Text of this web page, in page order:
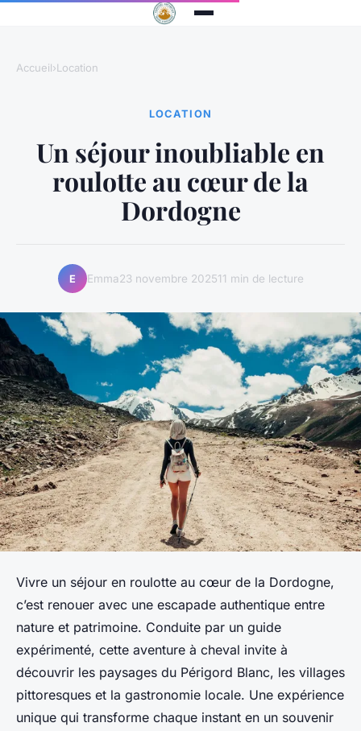
Accueil›Location
LOCATION
Un séjour inoubliable en
roulotte au cœur de la
Dordogne
E Emma23 novembre 202511 min de lecture
Vivre un séjour en roulotte au cœur de la Dordogne,
c’est renouer avec une escapade authentique entre
nature et patrimoine. Conduite par un guide
expérimenté, cette aventure à cheval invite à
découvrir les paysages du Périgord Blanc, les villages
pittoresques et la gastronomie locale. Une expérience
unique qui transforme chaque instant en un souvenir